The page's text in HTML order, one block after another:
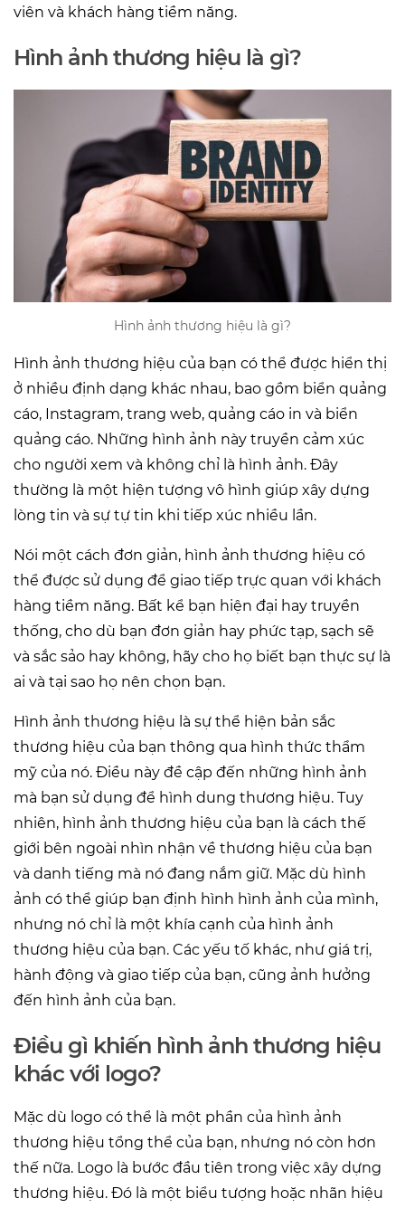
viên và khách hàng tiềm năng.
Hình ảnh thương hiệu là gì?
Hình ảnh thương hiệu là gì?
Hình ảnh thương hiệu của bạn có thể được hiển thị
ở nhiều định dạng khác nhau, bao gồm biển quảng
cáo, Instagram, trang web, quảng cáo in và biển
quảng cáo. Những hình ảnh này truyền cảm xúc
cho người xem và không chỉ là hình ảnh. Đây
thường là một hiện tượng vô hình giúp xây dựng
lòng tin và sự tự tin khi tiếp xúc nhiều lần.
Nói một cách đơn giản, hình ảnh thương hiệu có
thể được sử dụng để giao tiếp trực quan với khách
hàng tiềm năng. Bất kể bạn hiện đại hay truyền
thống, cho dù bạn đơn giản hay phức tạp, sạch sẽ
và sắc sảo hay không, hãy cho họ biết bạn thực sự là
ai và tại sao họ nên chọn bạn.
Hình ảnh thương hiệu là sự thể hiện bản sắc
thương hiệu của bạn thông qua hình thức thẩm
mỹ của nó. Điều này đề cập đến những hình ảnh
mà bạn sử dụng để hình dung thương hiệu. Tuy
nhiên, hình ảnh thương hiệu của bạn là cách thế
giới bên ngoài nhìn nhận về thương hiệu của bạn
và danh tiếng mà nó đang nắm giữ. Mặc dù hình
ảnh có thể giúp bạn định hình hình ảnh của mình,
nhưng nó chỉ là một khía cạnh của hình ảnh
thương hiệu của bạn. Các yếu tố khác, như giá trị,
hành động và giao tiếp của bạn, cũng ảnh hưởng
đến hình ảnh của bạn.
Điều gì khiến hình ảnh thương hiệu
khác với logo?
Mặc dù logo có thể là một phần của hình ảnh
thương hiệu tổng thể của bạn, nhưng nó còn hơn
thế nữa. Logo là bước đầu tiên trong việc xây dựng
thương hiệu. Đó là một biểu tượng hoặc nhãn hiệu